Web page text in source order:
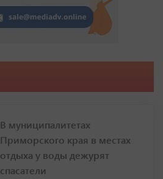
В муниципалитетах
Приморского края в местах
отдыха у воды дежурят
спасатели